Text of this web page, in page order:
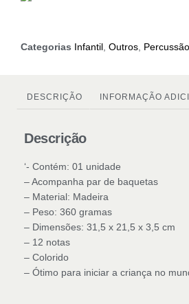
Categorias Infantil Outros Percussão
DESCRIÇÃO INFORMAÇÃO
Descrição
‘- Contém: 01 unidade
– Acompanha par de baquetas
– Material: Madeira
– Peso: 360 gramas
– Dimensões: 31,5 x 21,5 x 3,5 cm
– 12 notas
– Colorido
– Ótimo para iniciar a criança no